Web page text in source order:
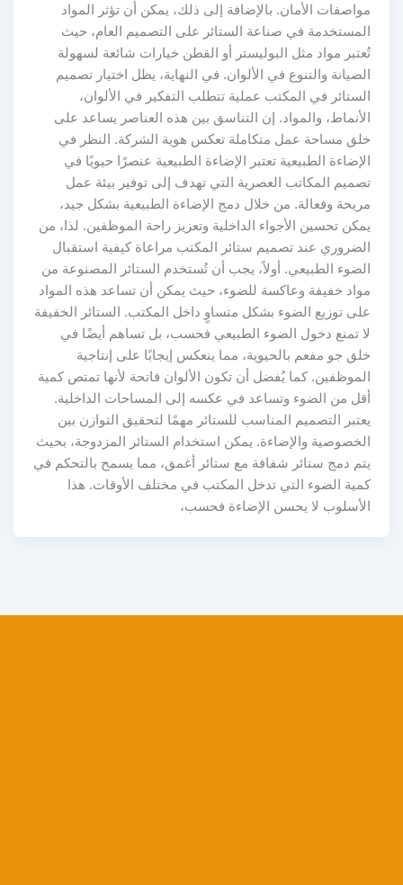
مواصفات الأمان. بالإضافة إلى ذلك، يمكن أن تؤثر المواد
المستخدمة في صناعة الستائر على التصميم العام، حيث
تُعتبر مواد مثل البوليستر أو القطن خيارات شائعة لسهولة
الصيانة والتنوع في الألوان. في النهاية، يظل اختيار تصميم
الستائر في المكتب عملية تتطلب التفكير في الألوان،
الأنماط، والمواد. إن التناسق بين هذه العناصر يساعد على
خلق مساحة عمل متكاملة تعكس هوية الشركة. النظر في
الإضاءة الطبيعية تعتبر الإضاءة الطبيعية عنصرًا حيويًا في
تصميم المكاتب العصرية التي تهدف إلى توفير بيئة عمل
مريحة وفعالة. من خلال دمج الإضاءة الطبيعية بشكل جيد،
يمكن تحسين الأجواء الداخلية وتعزيز راحة الموظفين. لذا، من
الضروري عند تصميم ستائر المكتب مراعاة كيفية استقبال
الضوء الطبيعي. أولاً، يجب أن تُستخدم الستائر المصنوعة من
مواد خفيفة وعاكسة للضوء، حيث يمكن أن تساعد هذه المواد
على توزيع الضوء بشكل متساوٍ داخل المكتب. الستائر الخفيفة
لا تمنع دخول الضوء الطبيعي فحسب، بل تساهم أيضًا في
خلق جو مفعم بالحيوية، مما ينعكس إيجابًا على إنتاجية
الموظفين. كما يُفضل أن تكون الألوان فاتحة لأنها تمتص كمية
أقل من الضوء وتساعد في عكسه إلى المساحات الداخلية.
يعتبر التصميم المناسب للستائر مهمًا لتحقيق التوازن بين
الخصوصية والإضاءة. يمكن استخدام الستائر المزدوجة، بحيث
يتم دمج ستائر شفافة مع ستائر أغمق، مما يسمح بالتحكم في
كمية الضوء التي تدخل المكتب في مختلف الأوقات. هذا
الأسلوب لا يحسن الإضاءة فحسب،